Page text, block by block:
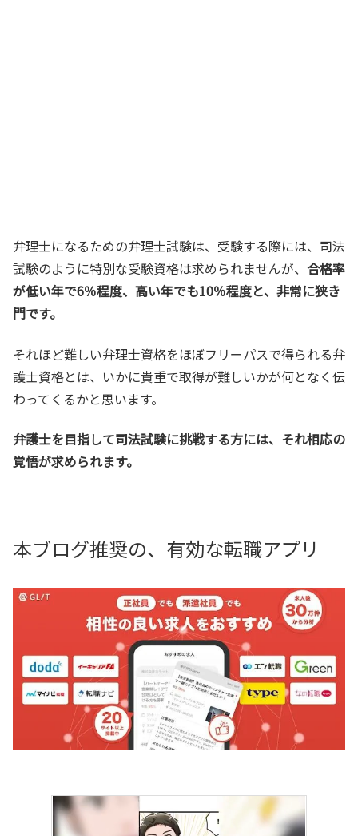
弁理士になるための弁理士試験は、受験する際には、司法
試験のように特別な受験資格は求められませんが、 合格率
が低い年で6％程度、高い年でも10％程度と、非常に狭き
門です。
それほど難しい弁理士資格をほぼフリーパスで得られる弁
護士資格とは、いかに貴重で取得が難しいかが何となく伝
わってくるかと思います。
弁護士を目指して司法試験に挑戦する方には、それ相応の
覚悟が求められます。
本ブログ推奨の、有効な転職アプリ